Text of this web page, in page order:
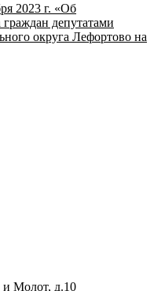
2023 г. «Об
депутатами
округа Лефортово на
и Молот, д.10